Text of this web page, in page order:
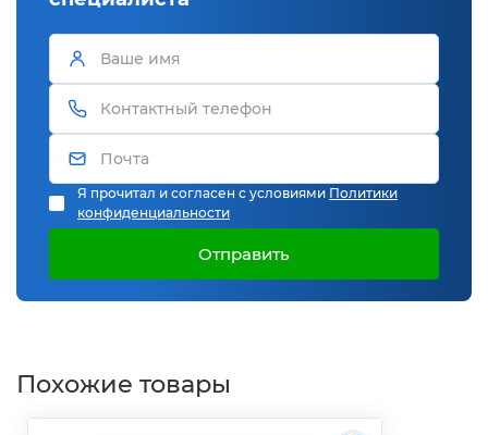
Я прочитал и согласен с условиями Политики
конфиденциальности
Отправить
Похожие товары